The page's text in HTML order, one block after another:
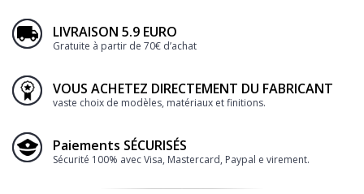
LIVRAISON 5.9 EURO
Gratuite à partir de 70€ d’achat
VOUS ACHETEZ DIRECTEMENT DU FABRICANT
vaste choix de modèles, matériaux et finitions.
Paiements SÉCURISÉS
Sécurité 100% avec Visa, Mastercard, Paypal e virement.